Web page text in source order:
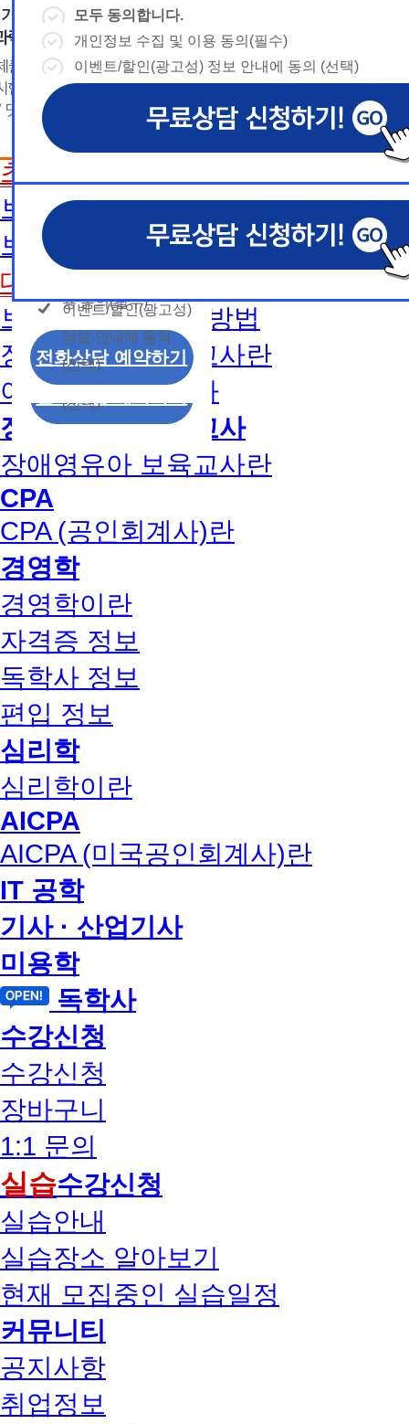
한국어교원이란
한국어교원 취득방법
해외취업전망
보육교사
초보길잡이
보육교사란
보육교사2급 취득방법
대면수업일정
보육교사1급 취득방법
장애영유아 보육교사란
아동학사/전문학사
장애영유아 보육교사
장애영유아 보육교사란
CPA
CPA (공인회계사)란
경영학
경영학이란
자격증 정보
독학사 정보
편입 정보
심리학
심리학이란
AICPA
AICPA (미국공인회계사)란
IT 공학
기사 · 산업기사
미용학
독학사
수강신청
수강신청
장바구니
1:1 문의
실습수강신청
실습안내
실습장소 알아보기
현재 모집중인 실습일정
커뮤니티
공지사항
취업정보
날짜선택
날
선
예
간
상담내용(필수)
수강신청
문의
상담 희망내용 (선택)
개인정보 수집/이용
동의
개인정보 수집 및 이
용 동의(필수)
이벤트/할인(광고성)
정보 안내에 동의
(선택)
전달
- ctrl+ 방향키 좌,우, 위, 아래 =
날짜선택
날
짜
예
상담내용(필수)
수강신청
문의
모두 동의합니다.
개인정보 수집 및 이
용 동의(필수)
이벤트/할인(광고성)
정보 안내에 동의
(선택)
전화상담 예약하기
모두 동의합니다.
개인정보 수집 및 이용 동의(필수)
이벤트/할인(광고성) 정보 안내에 동의 (선택)
◆ 개인정보 수집 · 이용 동의
1. 개인정보 수집·이용 목적
1) 무료상담 진행 및 문의 사항 응대, 동일·후속 문의에 대한
제공, 상담 이력 관리 및 상담 관련 분쟁·민원 처리
2) 광고성 정보 수신에 별도 동의한 자에 한하여
격평생교육원을 비롯한 해커스 교육그룹의 새로
신상품이나 이벤트, 최신 정보 안내 등 신청자의
는 최적의 서비스를 제공하기 위함.
(해커스교육그룹: 해커스인강, 해커스프랩, 해커스톡, 해커스
커스일본어, 해커스잡, 해커스금융, 해커스임용, 해커스공무
찰, 해커스소방, 해커스공인중개사, 해커스주택관리사, 해커
2. (필수)이름, 휴대폰번호, 상담내용
(선택) 제출된 상담 문의 내용, 전화상담 과정에서 이용자가
3. 개인정보 보유/이용 기간: 법령상 정하는 경우
고는 회원탈퇴 시까지 이용 및 보관합니다. 단, 비
나 상담 시로부터 3년 이내 탈퇴하는 자의 경우, 소
만 또는 분쟁처리를 위해 3년간 보관합니다.
에는 상담 신청이 제한됩니다.
모두 동의합니다.
개인정보 수집 및 이용 동의(필수)
이벤트/할인(광고성) 정보 안내에 동의 (선택)
◆ 개인정보 수집 · 이용 동의
1. 개인정보 수집·이용 목적
1) 무료상담 진행 및 문의 사항 응대, 동일·후속 문의에 대한
제공, 상담 이력 관리 및 상담 관련 분쟁·민원 처리
2) 광고성 정보 수신에 별도 동의한 자에 한하여
격평생교육원을 비롯한 해커스 교육그룹의 새로
신상품이나 이벤트, 최신 정보 안내 등 신청자의
는 최적의 서비스를 제공하기 위함.
(해커스교육그룹: 해커스인강, 해커스프랩, 해커스톡, 해커스
커스일본어, 해커스잡, 해커스금융, 해커스임용, 해커스공무
찰, 해커스소방, 해커스공인중개사, 해커스주택관리사, 해커
2. (필수)이름, 휴대폰번호, 상담내용
(선택) 제출된 상담 문의 내용, 전화상담 과정에서 이용자가
3. 개인정보 보유/이용 기간: 법령상 정하는 경우
고는 회원탈퇴 시까지 이용 및 보관합니다. 단, 비
나 상담 시로부터 3년 이내 탈퇴하는 자의 경우, 소
만 또는 분쟁처리를 위해 3년간 보관합니다.
에는 상담 신청이 제한됩니다.
모두 동의합니다.
개인정보 수집 및 이용 동의(필수)
이벤트/할인(광고성) 정보 안내에 동의 (선택)
◆ 개인정보 수집 · 이용 동의
1. 개인정보 수집·이용 목적
1) 무료상담 진행 및 문의 사항 응대, 동일·후속 문의에 대한
제공, 상담 이력 관리 및 상담 관련 분쟁·민원 처리
2) 광고성 정보 수신에 별도 동의한 자에 한하여
격평생교육원을 비롯한 해커스 교육그룹의 새로
신상품이나 이벤트, 최신 정보 안내 등 신청자의
는 최적의 서비스를 제공하기 위함.
(해커스교육그룹: 해커스인강, 해커스프랩, 해커스톡, 해커스
커스일본어, 해커스잡, 해커스금융, 해커스임용, 해커스공무
찰, 해커스소방, 해커스공인중개사, 해커스주택관리사, 해커
2. (필수)이름, 휴대폰번호, 상담내용
(선택) 제출된 상담 문의 내용, 전화상담 과정에서 이용자가
3. 개인정보 보유/이용 기간: 법령상 정하는 경우
고는 회원탈퇴 시까지 이용 및 보관합니다. 단, 비
나 상담 시로부터 3년 이내 탈퇴하는 자의 경우, 소
만 또는 분쟁처리를 위해 3년간 보관합니다.
에는 상담 신청이 제한됩니다.
모두 동의합니다.
개인정보 수집 및 이용 동의(필수)
이벤트/할인(광고성) 정보 안내에 동의 (선택)